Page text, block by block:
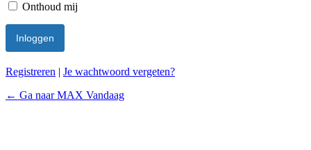
Onthoud mij
Registreren | Je wachtwoord vergeten?
← Ga naar MAX Vandaag